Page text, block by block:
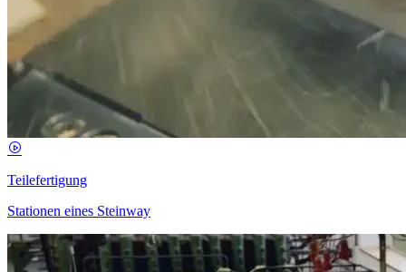
Teilefertigung
Stationen eines Steinway